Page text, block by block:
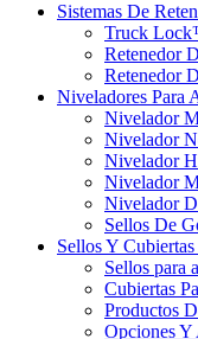
Sistemas De
Truck
Retenedor
Retenedor
Niveladores Para
Nivelador
Nivelador
Nivelador
Nivelador
Nivelador
Sellos De
Sellos Y
Sellos para
Cubiertas
Productos
Opciones Y